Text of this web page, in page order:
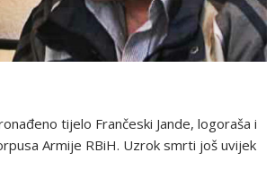
tijelo Frančeski Jande, logoraša i
Armije RBiH. Uzrok smrti još uvijek